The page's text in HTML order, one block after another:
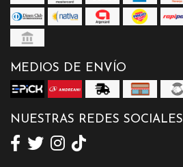
MEDIOS DE ENVÍO
NUESTRAS REDES SOCIALES